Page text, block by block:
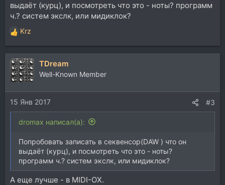
выдаёт (курц), и посмотреть что это - ноты? программ
ч.? систем экслк, или мидиклок?
Р
е
а
к
ц
и
и
:
Krz
TDream
Well-Known Member
15 Янв 2017 #3
dromax написал(а):
Попробовать записать в секвенсор(DAW ) что он
выдаёт (курц), и посмотреть что это - ноты?
программ ч.? систем экслк, или мидиклок?
А еще лучше - в MIDI-OX.